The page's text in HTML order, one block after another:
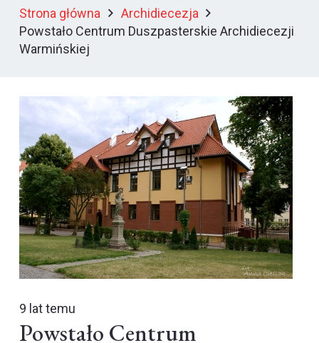
Strona główna
Archidiecezja
Powstało Centrum Duszpasterskie Archidiecezji
Warmińskiej
9 lat temu
Powstało Centrum